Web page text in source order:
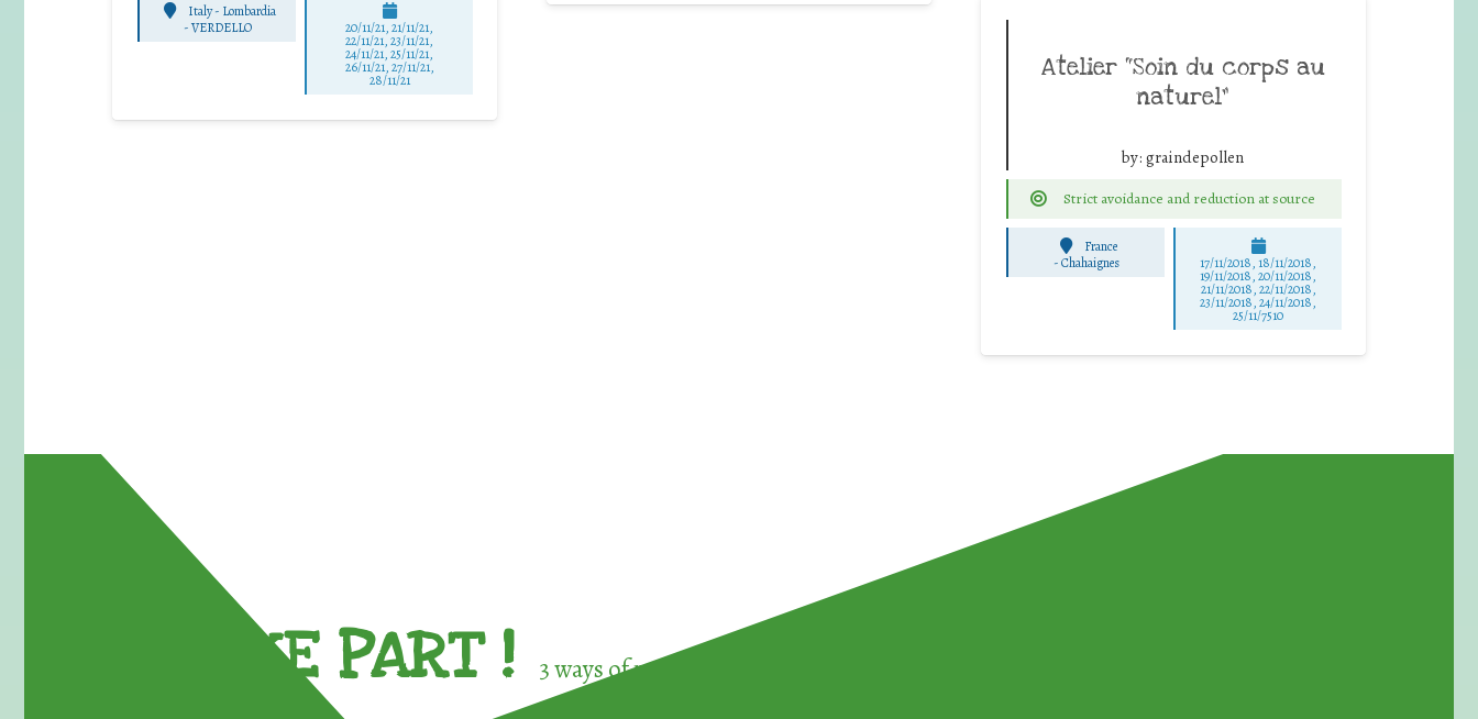
Italy - Lombardia
-VERDELLO 20/11/21, 21/11/21,
22/11/21, 23/11/21,
24/11/21, 25/11/21,
26/11/21, 27/11/21,
28/11/21
Atelier “Soin du corps au
naturel”
by: graindepollen
Strict avoidance and reduction at source
France
-Chahaignes 17/11/2018, 18/11/2018,
19/11/2018, 20/11/2018,
21/11/2018, 22/11/2018,
23/11/2018, 24/11/2018,
25/11/7510
TAKE PART ! 3 ways of participating in the